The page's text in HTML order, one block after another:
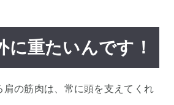
に重たいんです！
肩の筋肉は、常に頭を支えてくれ